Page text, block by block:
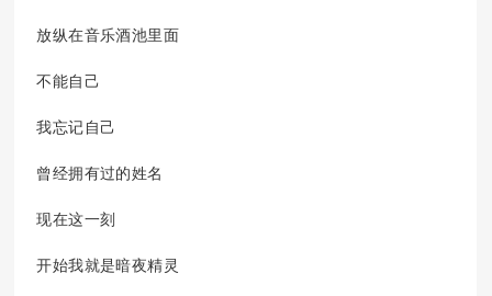
放纵在音乐酒池里面
不能自己
我忘记自己
曾经拥有过的姓名
现在这一刻
开始我就是暗夜精灵